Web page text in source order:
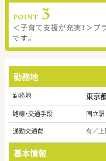
＜子育て支援が充実！＞
です。
勤務地
勤務地 東京
路線・交通手段
国立
通勤交通費
有／
基本情報